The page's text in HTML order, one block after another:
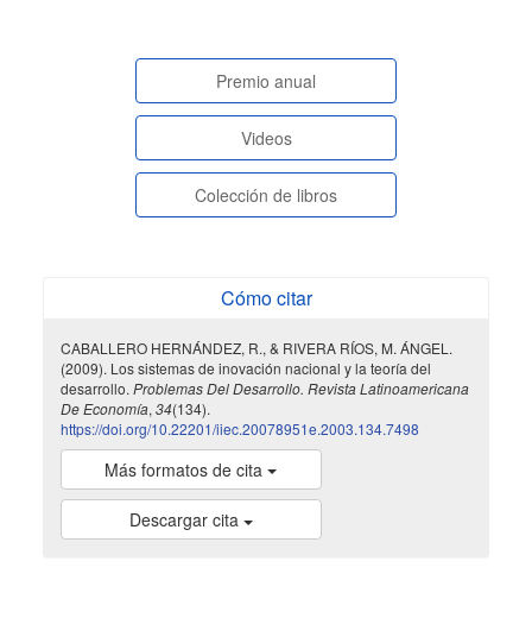
paginasespeciales
Premio anual
Videos
Colección de libros
Cómo citar
CABALLERO HERNÁNDEZ, R., & RIVERA RÍOS, M. ÁNGEL.
(2009). Los sistemas de inovación nacional y la teoría del
desarrollo. Problemas Del Desarrollo. Revista Latinoamericana
De Economía, 34(134).
https://doi.org/10.22201/iiec.20078951e.2003.134.7498
Más formatos de cita
Descargar cita